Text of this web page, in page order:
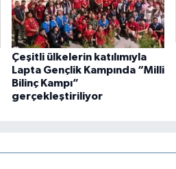
Çeşitli ülkelerin katılımıyla
Lapta Gençlik Kampında “Milli
Bilinç Kampı”
gerçekleştiriliyor